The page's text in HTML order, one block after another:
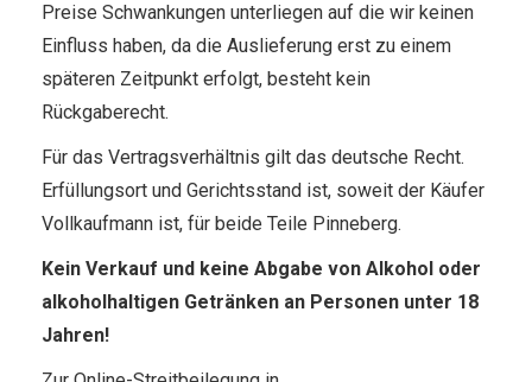
Preise Schwankungen unterliegen auf die wir keinen
Einfluss haben, da die Auslieferung erst zu einem
späteren Zeitpunkt erfolgt, besteht kein
Rückgaberecht.
Für das Vertragsverhältnis gilt das deutsche Recht.
Erfüllungsort und Gerichtsstand ist, soweit der Käufer
Vollkaufmann ist, für beide Teile Pinneberg.
Kein Verkauf und keine Abgabe von Alkohol oder
alkoholhaltigen Getränken an Personen unter 18
Jahren!